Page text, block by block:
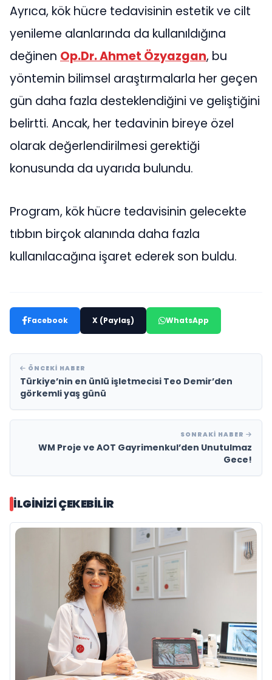
Ayrıca, kök hücre tedavisinin estetik ve cilt
yenileme alanlarında da kullanıldığına
değinen Op.Dr. Ahmet Özyazgan, bu
yöntemin bilimsel araştırmalarla her geçen
gün daha fazla desteklendiğini ve geliştiğini
belirtti. Ancak, her tedavinin bireye özel
olarak değerlendirilmesi gerektiği
konusunda da uyarıda bulundu.
Program, kök hücre tedavisinin gelecekte
tıbbın birçok alanında daha fazla
kullanılacağına işaret ederek son buldu.
Facebook X (Paylaş) WhatsApp
ÖNCEKI HABER
Türkiye’nin en ünlü işletmecisi Teo Demir’den
görkemli yaş günü
SONRAKI HABER
WM Proje ve AOT Gayrimenkul’den Unutulmaz
Gece!
İLGINIZI ÇEKEBILIR